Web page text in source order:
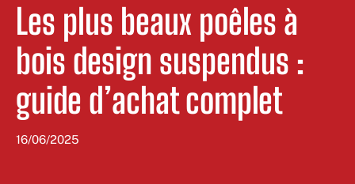
Les plus beaux poêles à
bois design suspendus :
guide d’achat complet
16/06/2025